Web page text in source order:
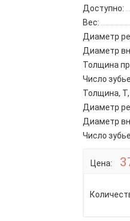
Доступно:
Вес:
Диаметр
Диаметр
Толщина
Число
Толщина,
Диаметр
Диаметр
Число
Цена: